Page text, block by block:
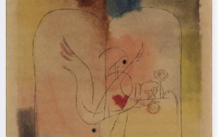
impresjonisme, Hokusai-bølgen, akt.
oljemaleri, stående akt ved et tre.